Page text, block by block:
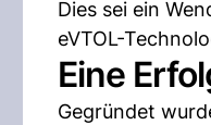
Dies sei ein
eVTOL-
Eine
Gegründet